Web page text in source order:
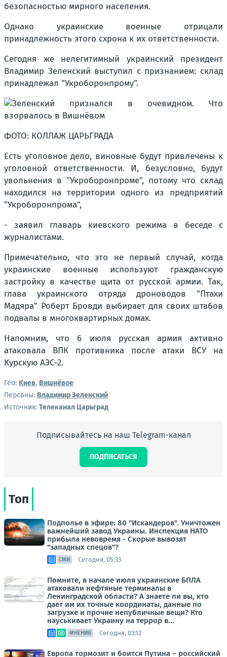
безопасностью мирного населения.
Однако украинские военные отрицали
принадлежность этого схрона к их ответственности.
Сегодня же нелегитимный украинский президент
Владимир Зеленский выступил с признанием: склад
принадлежал "Укроборонпрому".
ФОТО: КОЛЛАЖ ЦАРЬГРАДА
Есть уголовное дело, виновные будут привлечены к
уголовной ответственности. И, безусловно, будут
увольнения в "Укроборонпроме", потому что склад
находился на территории одного из предприятий
"Укроборонпрома",
- заявил главарь киевского режима в беседе с
журналистами.
Примечательно, что это не первый случай, когда
украинские военные используют гражданскую
застройку в качестве щита от русской армии. Так,
глава украинского отряда дроноводов "Птахи
Мадяра" Роберт Бровди выбирает для своих штабов
подвалы в многоквартирных домах.
Напомним, что 6 июля русская армия активно
атаковала ВПК противника после атаки ВСУ на
Курскую АЭС-2.
Гео: Киев, Вишнёвое
Персоны: Владимир Зеленский
Источник: Телеканал Царьград
Подписывайтесь на наш Telegram-канал
ПОДПИСАТЬСЯ
Топ
Подполье в эфире: 80 "Искандеров". Уничтожен
важнейший завод Украины. Инспекция НАТО
прибыла невовремя - Скорые вывозят
"западных спецов"?
СМИ Сегодня, 05:33
Помните, в начале июля украинские БПЛА
атаковали нефтяные терминалы в
Ленинградской области? А знаете ли вы, кто
дает им их точные координаты, данные по
загрузке и прочие непубличные вещи? Кто
науськивает Украину на террор в...
МНЕНИЯ Сегодня, 03:12
Европа тормозит и боится Путина – российский